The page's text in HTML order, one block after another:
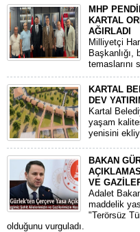
MHP
KARTAL
AĞIRLADI
​Milliyetçi
temaslarını
KARTAL
DEV
Kartal
yaşam
yenisini
BAKAN
VE
Adalet
maddelik
"Terörsüz
olduğunu vurguladı.